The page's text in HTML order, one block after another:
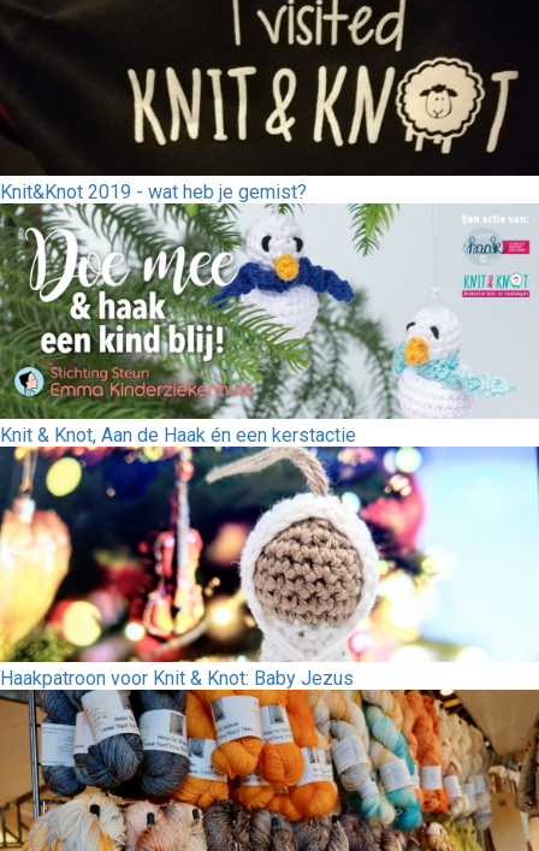
Knit&Knot 2019 - wat heb je gemist?
Knit & Knot, Aan de Haak én een kerstactie
Haakpatroon voor Knit & Knot: Baby Jezus